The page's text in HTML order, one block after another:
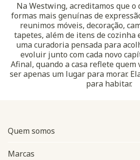
Na Westwing, acreditamos que o
formas mais genuínas de
reunimos móveis, decoração,
tapetes, além de itens de cozinha
uma curadoria pensada para
evoluir junto com cada novo
Afinal, quando a casa reflete quem
ser apenas um lugar para morar.
para habitar.
Quem somos
Marcas